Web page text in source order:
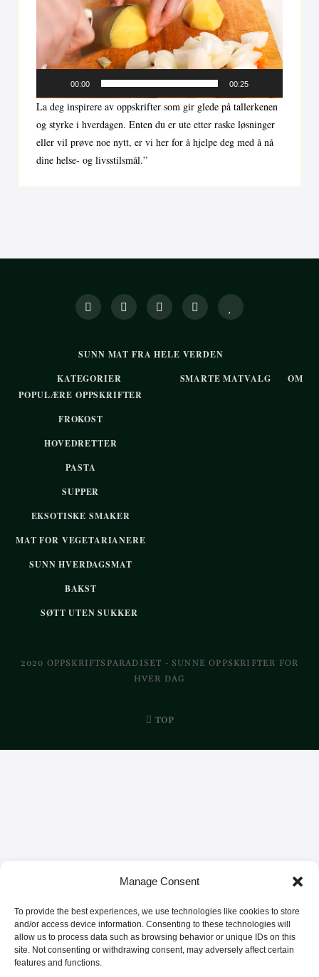
Manage Consent
To provide the best experiences, we use technologies like cookies to store
and/or access device information. Consenting to these technologies will
allow us to process data such as browsing behavior or unique IDs on this
site. Not consenting or withdrawing consent, may adversely affect certain
features and functions.
00:00 00:25
La deg inspirere av oppskrifter som gir glede på tallerkenen
og styrke i hverdagen. Enten du er ute etter raske løsninger
eller vil prøve noe nytt, er vi her for å hjelpe deg med å nå
dine helse- og livsstilsmål.”
SUNN MAT FRA HELE VERDEN
KATEGORIER
POPULÆRE OPPSKRIFTER
FROKOST
HOVEDRETTER
PASTA
SUPPER
EKSOTISKE SMAKER
MAT FOR VEGETARIANERE
SUNN HVERDAGSMAT
BAKST
SØTT UTEN SUKKER
SMARTE MATVALG OM
2020 OPPSKRIFTSPARADISET - SUNNE OPPSKRIFTER FOR
HVER DAG
TOP